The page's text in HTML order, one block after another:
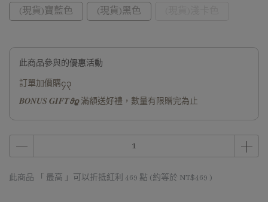
(現貨)寶藍色 (現貨)黑色
此商品參與的優惠活動
訂單加價購၄၃
𝑩𝑶𝑵𝑼𝑺 𝑮𝑰𝑭𝑻𝟅𝟈 滿額送好禮，數量有限贈完為止
此商品 「 最高 」可以折抵紅利 469 點 (約等於 NT$469 )